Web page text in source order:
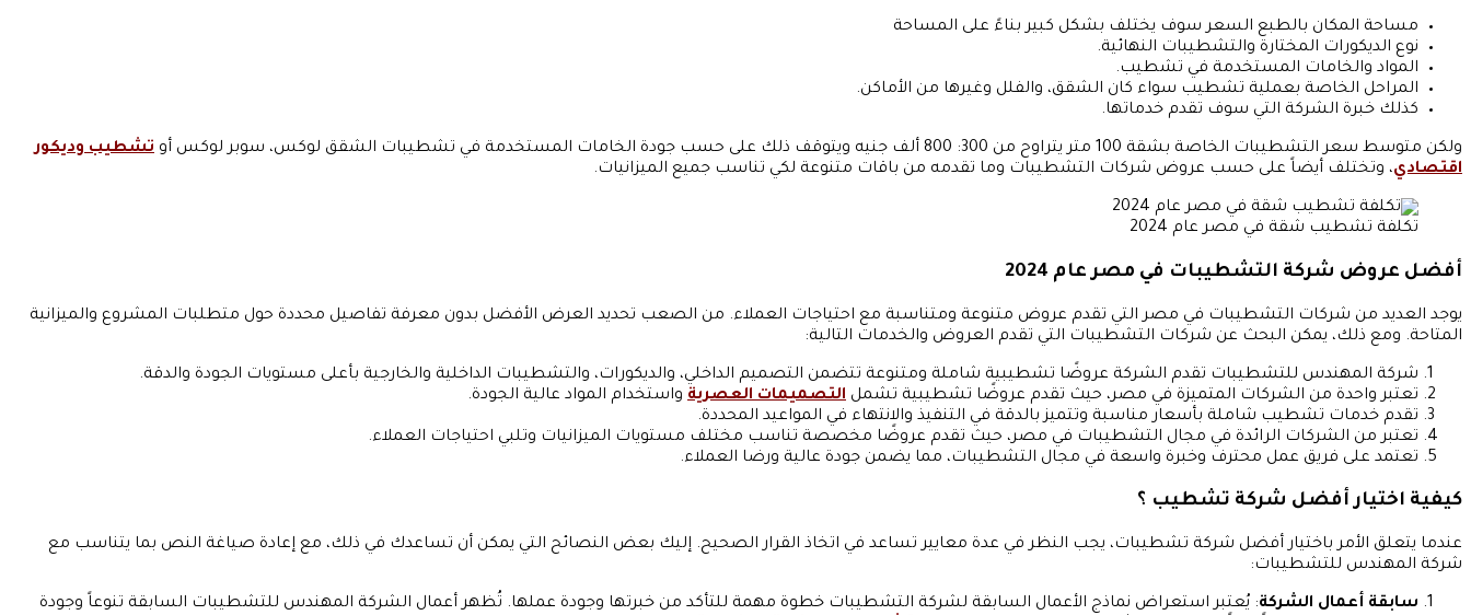
مساحة المكان بالطبع السعر سوف يختلف بشكل كبير بناءً على المساحة
نوع الديكورات المختارة والتشطيبات النهائية.
المواد والخامات المستخدمة في تشطيب.
المراحل الخاصة بعملية تشطيب سواء كان الشقق، والفلل وغيرها من الأماكن.
كذلك خبرة الشركة التي سوف تقدم خدماتها.
ولكن متوسط سعر التشطيبات الخاصة بشقة 100 متر يتراوح من 300: 800 ألف جنيه ويتوقف ذلك على حسب جودة الخامات المستخدمة في تشطيبات الشقق لوكس، سوبر لوكس أو
تشطيب وديكور
اقتصادي، وتختلف أيضاً على حسب عروض شركات التشطيبات وما تقدمه من باقات متنوعة لكي تناسب جميع الميزانيات.
تكلفة تشطيب شقة في مصر عام 2024
أفضل عروض شركة التشطيبات في مصر عام 2024
يوجد العديد من شركات التشطيبات في مصر التي تقدم عروض متنوعة ومتناسبة مع احتياجات العملاء. من الصعب تحديد العرض الأفضل بدون معرفة تفاصيل محددة حول متطلبات المشروع والميزانية
المتاحة. ومع ذلك، يمكن البحث عن شركات التشطيبات التي تقدم العروض والخدمات التالية:
شركة المهندس للتشطيبات تقدم الشركة عروضًا تشطيبية شاملة ومتنوعة تتضمن التصميم الداخلي، والديكورات، والتشطيبات الداخلية والخارجية بأعلى مستويات الجودة والدقة.
تعتبر واحدة من الشركات المتميزة في مصر، حيث تقدم عروضًا تشطيبية تشمل التصميمات العصرية واستخدام المواد عالية الجودة.
تقدم خدمات تشطيب شاملة بأسعار مناسبة وتتميز بالدقة في التنفيذ والانتهاء في المواعيد المحددة.
تعتبر من الشركات الرائدة في مجال التشطيبات في مصر، حيث تقدم عروضًا مخصصة تناسب مختلف مستويات الميزانيات وتلبي احتياجات العملاء.
تعتمد على فريق عمل محترف وخبرة واسعة في مجال التشطيبات، مما يضمن جودة عالية ورضا العملاء.
كيفية اختيار أفضل شركة تشطيب ؟
عندما يتعلق الأمر باختيار أفضل شركة تشطيبات، يجب النظر في عدة معايير تساعد في اتخاذ القرار الصحيح. إليك بعض النصائح التي يمكن أن تساعدك في ذلك، مع إعادة صياغة النص بما يتناسب مع
شركة المهندس للتشطيبات:
سابقة أعمال الشركة: يُعتبر استعراض نماذج الأعمال السابقة لشركة التشطيبات خطوة مهمة للتأكد من خبرتها وجودة عملها. تُظهر أعمال الشركة المهندس للتشطيبات السابقة تنوعاً وجودة